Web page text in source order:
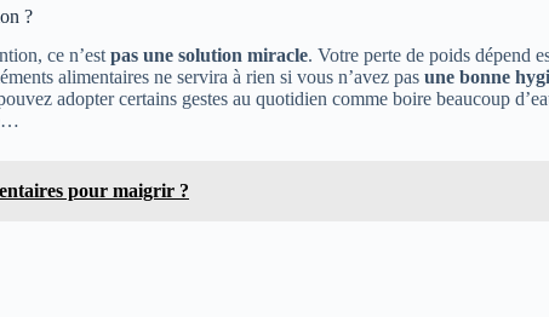
?
ce n’est pas une solution miracle. Votre perte de poids dépend
alimentaires ne servira à rien si vous n’avez pas une bonne
adopter certains gestes au quotidien comme boire beaucoup
pour maigrir ?